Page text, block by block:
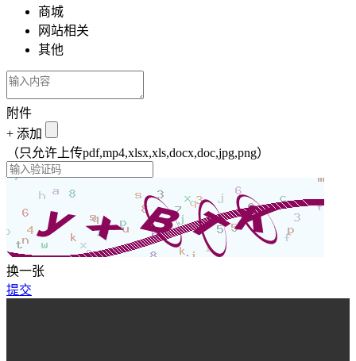
商城
网站相关
其他
附件
+ 添加
（只允许上传pdf,mp4,xlsx,xls,docx,doc,jpg,png）
换一张
提交